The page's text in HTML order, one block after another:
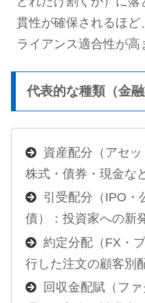
貫性が確保されるほ
ライアンス適合性が高
代表的な種類（金融
資産配分（アセッ
株式・債券・現金な
引受配分（IPO・
債）：投資家への新
約定分配（FX・
行した注文の顧客別
回収金配賦（フ